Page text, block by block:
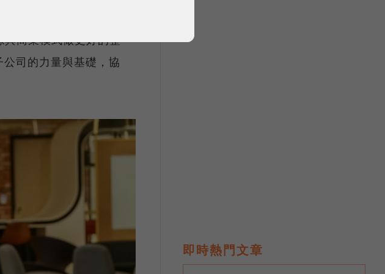
位數據曁科技發展中
商業模式做更好的整
司的力量與基礎，協
即時熱門文章